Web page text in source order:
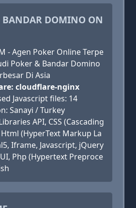
BANDAR DOMINO ON
- Agen Poker Online Terpe
Poker & Bandar Domino
Di Asia
cloudflare-nginx
Javascript files: 14
Sanayi / Turkey
API, CSS (Cascading
(HyperText Markup La
Iframe, Javascript, jQuery
Php (Hypertext Preproce